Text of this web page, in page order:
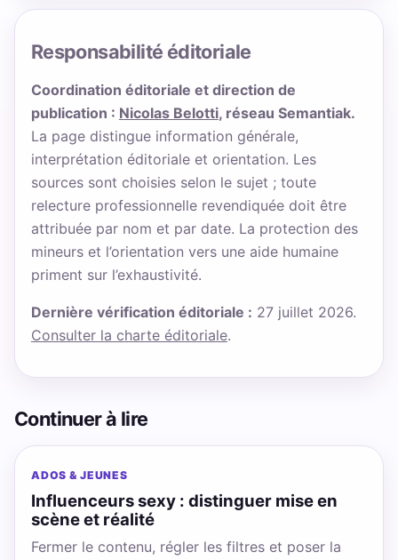
Responsabilité éditoriale
Coordination éditoriale et direction de
publication : Nicolas Belotti, réseau Semantiak.
La page distingue information générale,
interprétation éditoriale et orientation. Les
sources sont choisies selon le sujet ; toute
relecture professionnelle revendiquée doit être
attribuée par nom et par date. La protection des
mineurs et l’orientation vers une aide humaine
priment sur l’exhaustivité.
Dernière vérification éditoriale : 27 juillet 2026.
Consulter la charte éditoriale.
Continuer à lire
ADOS & JEUNES
Influenceurs sexy : distinguer mise en
scène et réalité
Fermer le contenu, régler les filtres et poser la